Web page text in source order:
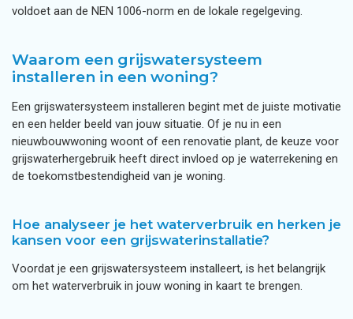
voldoet aan de NEN 1006-norm en de lokale regelgeving.
Waarom een grijswatersysteem
installeren in een woning?
Een grijswatersysteem installeren begint met de juiste motivatie
en een helder beeld van jouw situatie. Of je nu in een
nieuwbouwwoning woont of een renovatie plant, de keuze voor
grijswaterhergebruik heeft direct invloed op je waterrekening en
de toekomstbestendigheid van je woning.
Hoe analyseer je het waterverbruik en herken je
kansen voor een grijswaterinstallatie?
Voordat je een grijswatersysteem installeert, is het belangrijk
om het waterverbruik in jouw woning in kaart te brengen.